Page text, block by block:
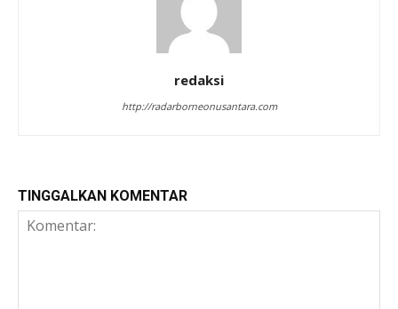
redaksi
http://radarborneonusantara.com
TINGGALKAN KOMENTAR